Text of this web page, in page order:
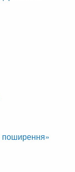
поширення»